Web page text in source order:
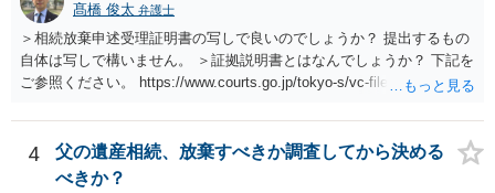
髙橋 俊太 弁護士
＞相続放棄申述受理証明書の写しで良いのでしょうか？ 提出するもの
自体は写しで構いません。 ＞証拠説明書とはなんでしょうか？ 下記を
ご参照ください。 https://www.courts.go.jp/tokyo-s/vc-files/tokyo-s/file/
4
父の遺産相続、放棄すべきか調査してから決める
べきか？